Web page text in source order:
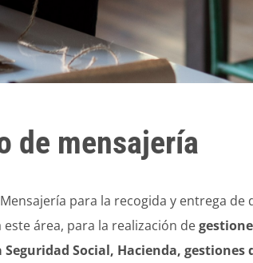
de mensajería
para la recogida y entrega
área, para la realización de
Social, Hacienda, gestiones